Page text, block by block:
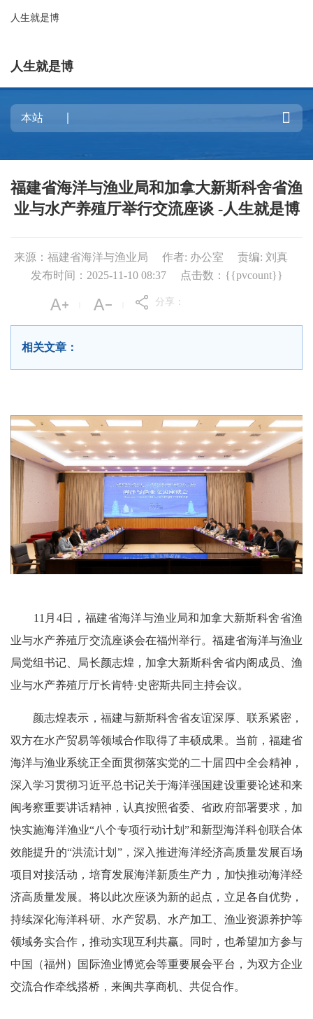
人生就是博
人生就是博

福建省海洋与渔业局和加拿大新斯科舍省渔
业与水产养殖厅举行交流座谈 -人生就是博
来源：福建省海洋与渔业局 作者: 办公室
责编: 刘真
发布时间：2025-11-10 08:37
点击数：{{pvcount}}
分享：
相关文章：
11月4日，福建省海洋与渔业局和加拿大新斯科舍省渔
业与水产养殖厅交流座谈会在福州举行。福建省海洋与渔业
局党组书记、局长颜志煌，加拿大新斯科舍省内阁成员、渔
业与水产养殖厅厅长肯特·史密斯共同主持会议。
颜志煌表示，福建与新斯科舍省友谊深厚、联系紧密，
双方在水产贸易等领域合作取得了丰硕成果。当前，福建省
海洋与渔业系统正全面贯彻落实党的二十届四中全会精神，
深入学习贯彻习近平总书记关于海洋强国建设重要论述和来
闽考察重要讲话精神，认真按照省委、省政府部署要求，加
快实施海洋渔业“八个专项行动计划”和新型海洋科创联合体
效能提升的“洪流计划”，深入推进海洋经济高质量发展百场
项目对接活动，培育发展海洋新质生产力，加快推动海洋经
济高质量发展。将以此次座谈为新的起点，立足各自优势，
持续深化海洋科研、水产贸易、水产加工、渔业资源养护等
领域务实合作，推动实现互利共赢。同时，也希望加方参与
中国（福州）国际渔业博览会等重要展会平台，为双方企业
交流合作牵线搭桥，来闽共享商机、共促合作。